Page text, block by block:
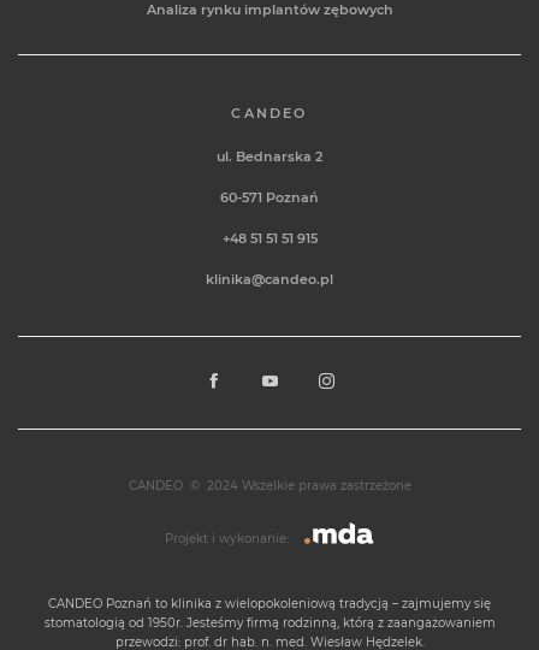
Analiza rynku implantów zębowych
CANDEO
ul. Bednarska 2
60-571 Poznań
+48 51 51 51 915
klinika@candeo.pl
CANDEO © 2024 Wszelkie prawa zastrzeżone
Projekt i wykonanie:
CANDEO Poznań to klinika z wielopokoleniową tradycją – zajmujemy się
stomatologią od 1950r. Jesteśmy firmą rodzinną, którą z zaangażowaniem
przewodzi: prof. dr hab. n. med. Wiesław Hędzelek.